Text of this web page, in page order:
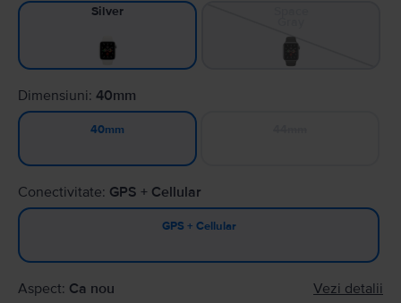
Silver
Dimensiuni: 40mm
40mm
Conectivitate: GPS + Cellular
GPS + Cellular
Aspect: Ca nou Vezi detalii